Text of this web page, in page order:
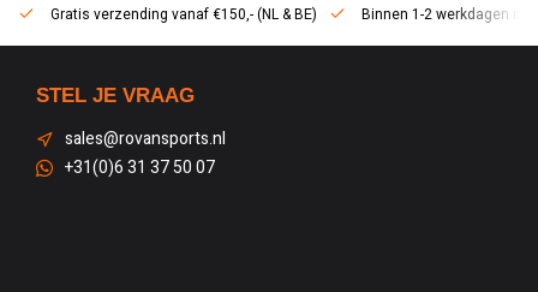
Gratis verzending vanaf €150,- (NL & BE) Binnen 1-2 werkdagen in
STEL JE VRAAG
sales@rovansports.nl
+31(0)6 31 37 50 07